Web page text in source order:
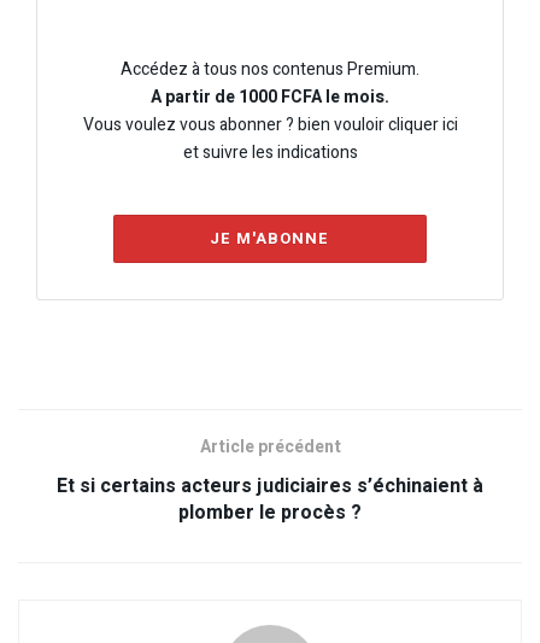
Accédez à tous nos contenus Premium.
A partir de 1000 FCFA le mois.
Vous voulez vous abonner ? bien vouloir cliquer ici
et suivre les indications
JE M'ABONNE
Article précédent
Et si certains acteurs judiciaires s’échinaient à
plomber le procès ?